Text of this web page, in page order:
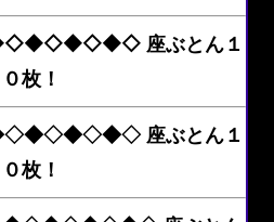
座ぶとん１
０枚！
座ぶとん１
０枚！